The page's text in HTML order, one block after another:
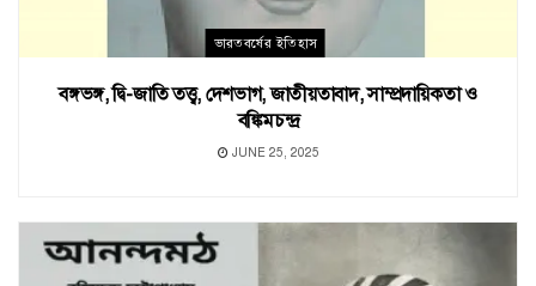
ভারতবর্ষের ইতিহাস
বঙ্গভঙ্গ, দ্বি-জাতি তত্ত্ব, দেশভাগ, জাতীয়তাবাদ, সাম্প্রদায়িকতা ও
বঙ্কিমচন্দ্র
JUNE 25, 2025